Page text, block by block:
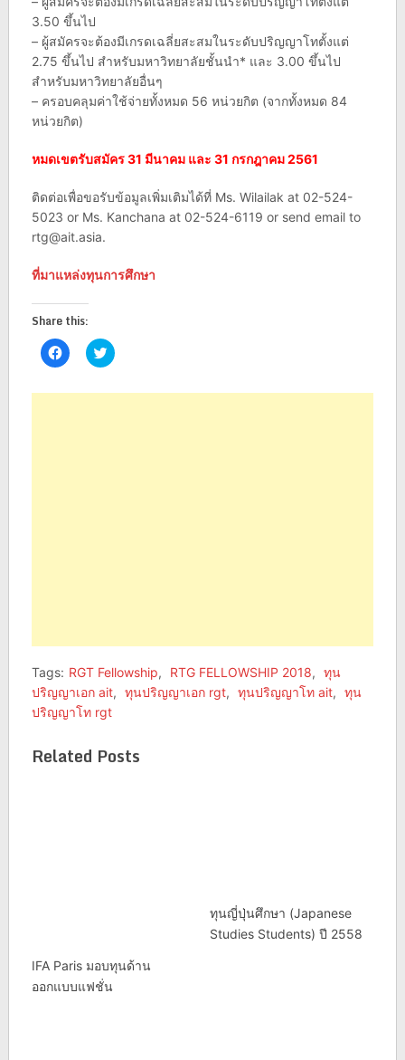
3.50 ขึ้นไป
– ผู้สมัครจะต้องมีเกรดเฉลี่ยสะสมในระดับปริญญาโทตั้งแต่
2.75 ขึ้นไป สำหรับมหาวิทยาลัยชั้นนำ* และ 3.00 ขึ้นไป
สำหรับมหาวิทยาลัยอื่นๆ
– ครอบคลุมค่าใช้จ่ายทั้งหมด 56 หน่วยกิต (จากทั้งหมด 84
หน่วยกิต)
หมดเขตรับสมัคร 31 มีนาคม และ 31 กรกฎาคม 2561
ติดต่อเพื่อขอรับข้อมูลเพิ่มเติมได้ที่ Ms. Wilailak at 02-524-
5023 or Ms. Kanchana at 02-524-6119 or send email to
rtg@ait.asia.
ที่มาแหล่งทุนการศึกษา
Share this:
Click
to
Facebook
Click
to
Twitter
Tags: RGT Fellowship, RTG FELLOWSHIP 2018, ทุน
ปริญญาเอก ait, ทุนปริญญาเอก rgt, ทุนปริญญาโท ait, ทุน
ปริญญาโท rgt
Related Posts
IFA Paris มอบทุนด้าน
ออกแบบแฟชั่น
ทุนญี่ปุ่นศึกษา (Japanese
Studies Students) ปี 2558